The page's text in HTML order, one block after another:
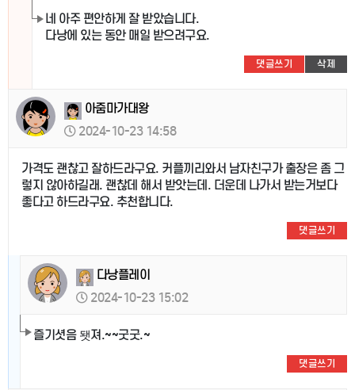
네 아주 편안하게 잘 받았습니다.
다낭에 있는 동안 매일 받으려구요.
댓글쓰기 삭제
아줌마가대왕
2024-10-23 14:58
가격도 괜찮고 잘하드라구요. 커플끼리와서 남자친구가 출장은 좀 그
렇지 않아하길래. 괜찮데 해서 받앗는데. 더운데 나가서 받는거보다
좋다고 하드라구요. 추천합니다.
댓글쓰기
다낭플레이
2024-10-23 15:02
즐기셧음 됏져.~~굿굿.~
댓글쓰기